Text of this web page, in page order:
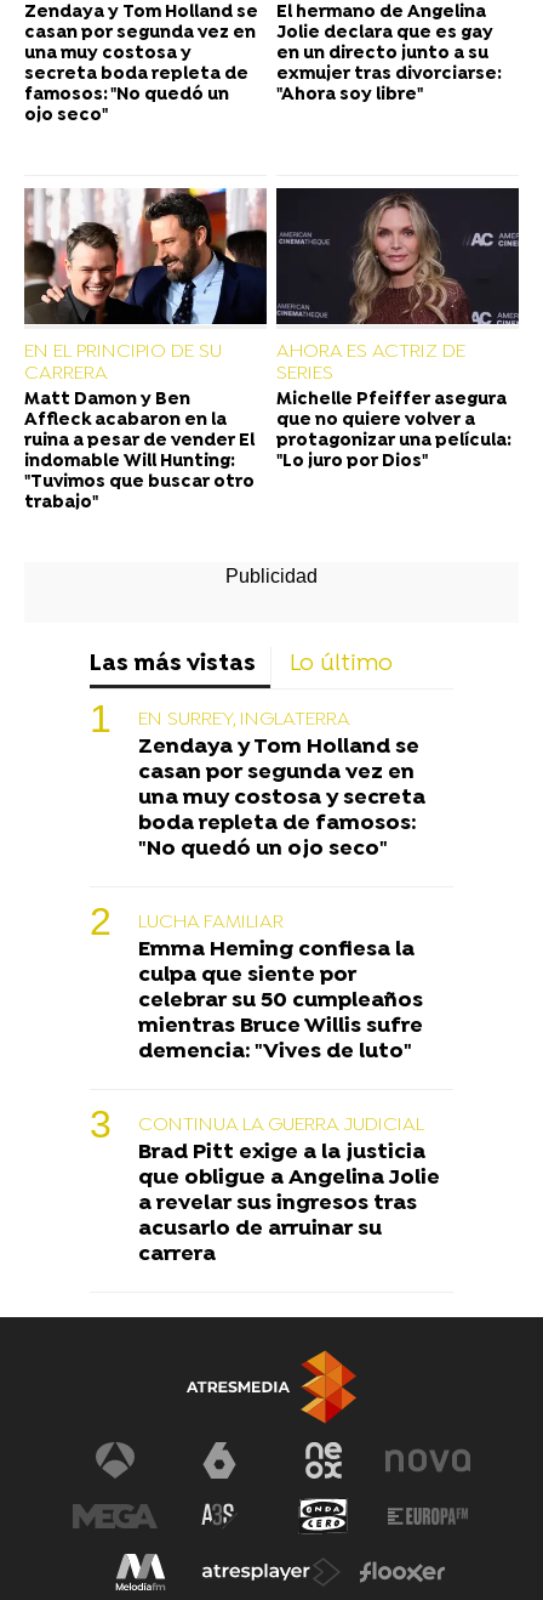
Zendaya y Tom Holland se
casan por segunda vez en
una muy costosa y
secreta boda repleta de
famosos: "No quedó un
ojo seco"
El hermano de Angelina
Jolie declara que es gay
en un directo junto a su
exmujer tras divorciarse:
"Ahora soy libre"
EN EL PRINCIPIO DE SU
CARRERA
Matt Damon y Ben
Affleck acabaron en la
ruina a pesar de vender El
indomable Will Hunting:
"Tuvimos que buscar otro
trabajo"
AHORA ES ACTRIZ DE
SERIES
Michelle Pfeiffer asegura
que no quiere volver a
protagonizar una película:
"Lo juro por Dios"
Las más vistas Lo último
EN SURREY, INGLATERRA
Zendaya y Tom Holland se
casan por segunda vez en
una muy costosa y secreta
boda repleta de famosos:
"No quedó un ojo seco"
LUCHA FAMILIAR
Emma Heming confiesa la
culpa que siente por
celebrar su 50 cumpleaños
mientras Bruce Willis sufre
demencia: "Vives de luto"
CONTINUA LA GUERRA JUDICIAL
Brad Pitt exige a la justicia
que obligue a Angelina Jolie
a revelar sus ingresos tras
acusarlo de arruinar su
carrera